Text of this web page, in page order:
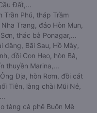
Đất,...
Trần Phú, tháp Trầm
Trang, đảo Hòn Mun,
thác bà Ponagar,...
đăng, Bãi Sau, Hồ Mây,
đồi Con Heo, hòn Bà,
thuyền Marina,...
Địa, hòn Rơm, đồi cát
Tiên, làng chài Mũi Né,
tàng cà phê Buôn Mê